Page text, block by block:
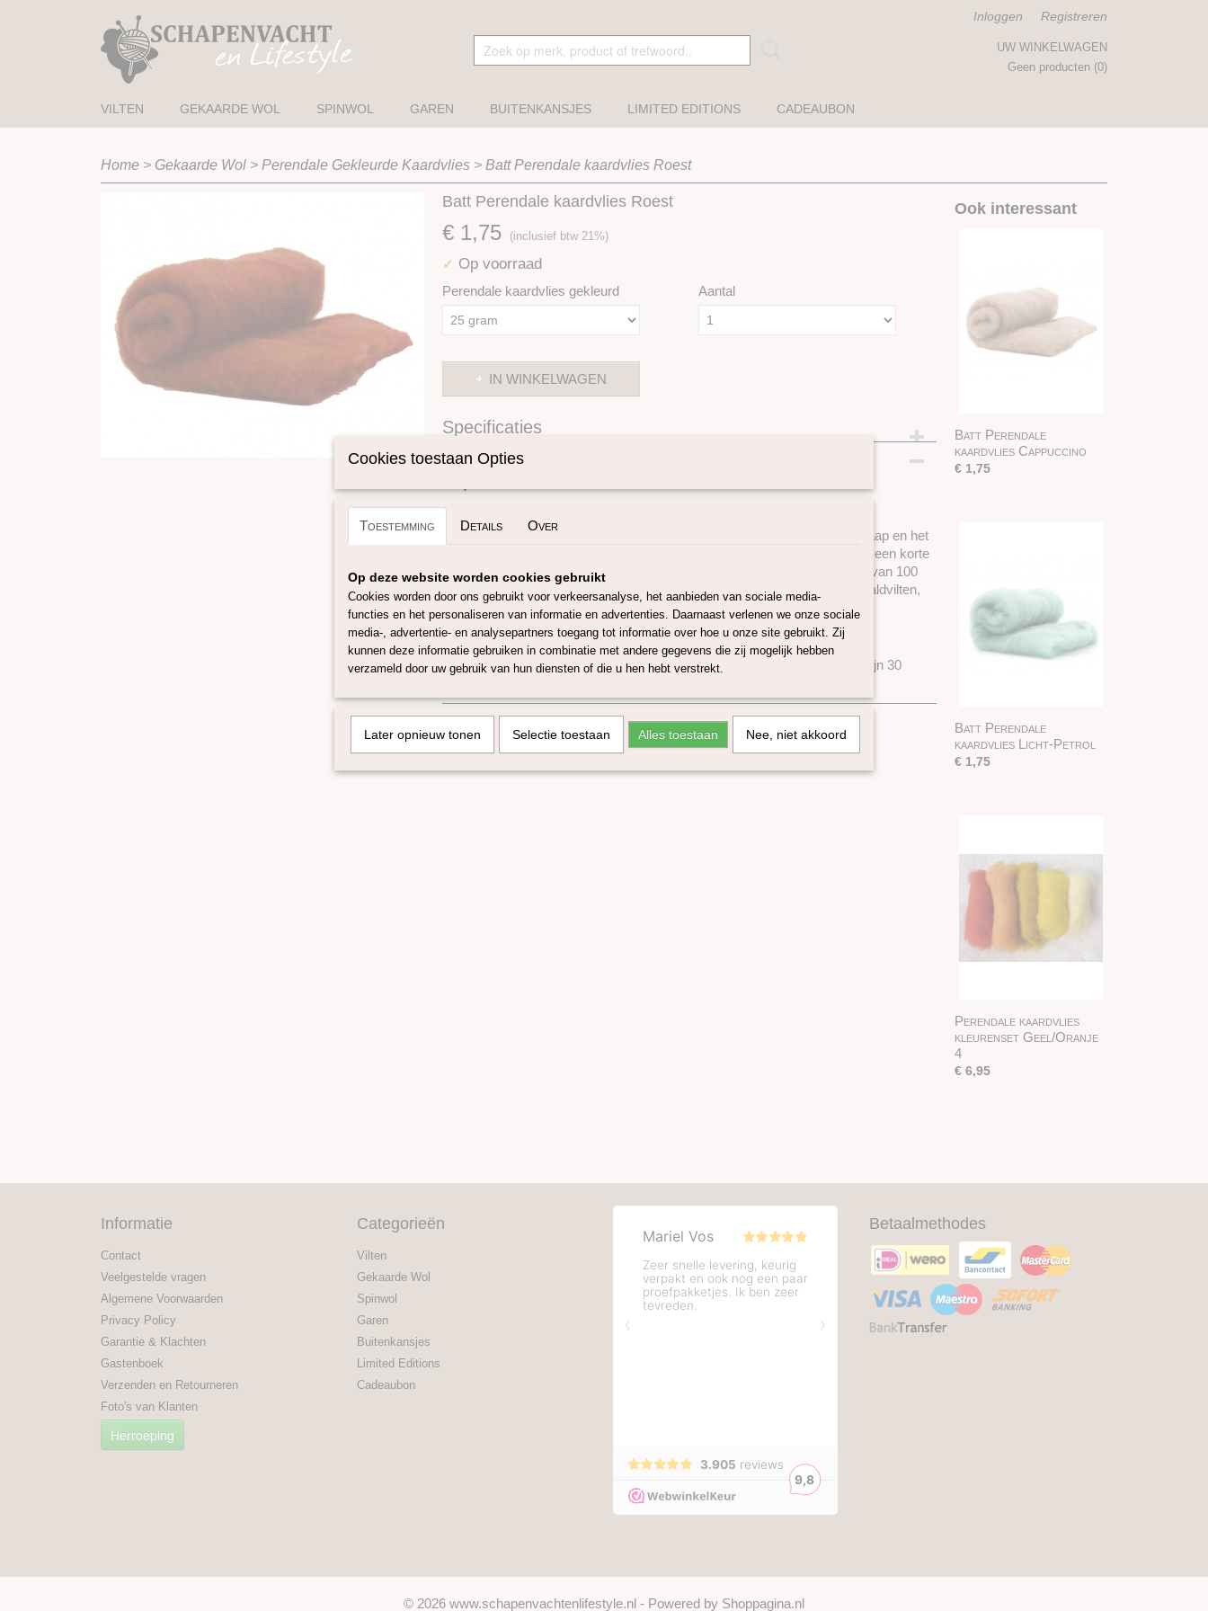
Inloggen Registreren
UW WINKELWAGEN
Geen producten (0)
VILTEN GEKAARDE WOL SPINWOL GAREN BUITENKANSJES LIMITED EDITIONS CADEAUBON
Home > Gekaarde Wol > Perendale Gekleurde Kaardvlies > Batt Perendale kaardvlies Roest
Batt Perendale kaardvlies Roest
€ 1,75 (inclusief btw 21%)
✓ Op voorraad
Perendale kaardvlies gekleurd Aantal
IN WINKELWAGEN
Specificaties
Productcode
Omschrijving
Perendale is een schapenras wat een kruising is tussen een Cheviot schaap en het
Romney schaap. De micron van deze wolvlies is rond de 29-30, en heeft een korte
vezel! De afmetingen van de batt 200 gram is ongeveer 40x150 cm, batt van 100
gram ongeveer 40x75 cm. Deze wol uit Nieuw-Zeeland is perfect voor naaldvilten,
natvilten en spinnen.
De wol is getest en voldoet aan de richtlijnen EN71 en Oeko-Tex 100.
Deze kaardvlies is verkrijgbaar in 25/100 of 200 gram, in onze webshop zijn 30
Ook interessant
Batt Perendale
kaardvlies Cappuccino
€ 1,75
Batt Perendale
kaardvlies Licht-Petrol
€ 1,75
Perendale kaardvlies
kleurenset Geel/Oranje
4
€ 6,95
Informatie
Contact
Veelgestelde vragen
Algemene Voorwaarden
Privacy Policy
Garantie & Klachten
Gastenboek
Verzenden en Retourneren
Foto's van Klanten
Herroeping
Categorieën
Vilten
Gekaarde Wol
Spinwol
Garen
Buitenkansjes
Limited Editions
Cadeaubon
Betaalmethodes
© 2026 www.schapenvachtenlifestyle.nl - Powered by Shoppagina.nl
Cookies toestaan Opties
Toestemming Details Over
Op deze website worden cookies gebruikt
Cookies worden door ons gebruikt voor verkeersanalyse, het aanbieden van sociale media-
functies en het personaliseren van informatie en advertenties. Daarnaast verlenen we onze sociale
media-, advertentie- en analysepartners toegang tot informatie over hoe u onze site gebruikt. Zij
kunnen deze informatie gebruiken in combinatie met andere gegevens die zij mogelijk hebben
verzameld door uw gebruik van hun diensten of die u hen hebt verstrekt.
Later opnieuw tonen Selectie toestaan Alles toestaan Nee, niet akkoord